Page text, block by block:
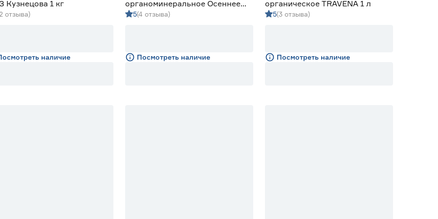
Кузнецова 1 кг
отзыва)
наличие
органоминеральное Осеннее
Буйские удобрения 5 кг
5(4 отзыва)
Посмотреть наличие
органическое TRAVENA 1 л
5(3 отзыва)
Посмотреть наличие